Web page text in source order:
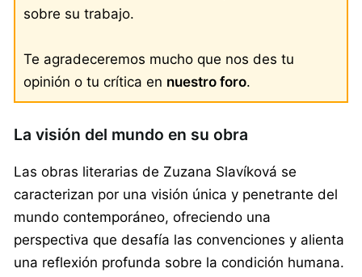
sobre su trabajo.
Te agradeceremos mucho que nos des tu
opinión o tu crítica en nuestro foro.
La visión del mundo en su obra
Las obras literarias de Zuzana Slavíková se
caracterizan por una visión única y penetrante del
mundo contemporáneo, ofreciendo una
perspectiva que desafía las convenciones y alienta
una reflexión profunda sobre la condición humana.